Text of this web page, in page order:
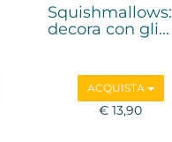
Squishmallows:
decora con gli...
ACQUISTA
€ 13,90